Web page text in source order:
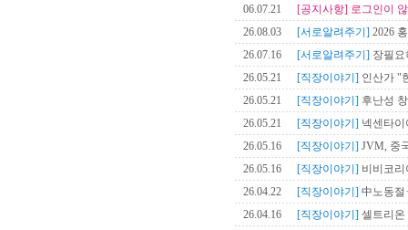
06.07.21
[공지사항] 로그인이
26.08.03
[서로알려주기] 2026
26.07.16
[서로알려주기] 장필
26.05.21
[직장이야기] 인산가 "
26.05.21
[직장이야기] 후난성
26.05.21
[직장이야기] 넥센타
26.05.16
[직장이야기] JVM, 중
26.05.16
[직장이야기] 비비코
26.04.22
[직장이야기] 中노동절
26.04.16
[직장이야기] 셀트리